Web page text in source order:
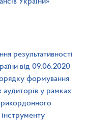
результативності
від 09.06.2020
формування
аудиторів у рамках